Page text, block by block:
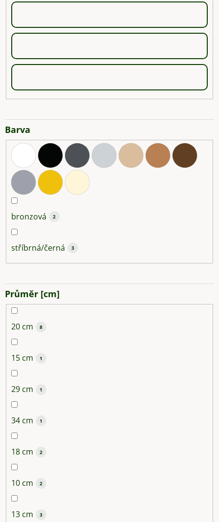
Barva
bronzová 2
stříbrná/černá 3
Průměr [cm]
20 cm 8
15 cm 1
29 cm 1
34 cm 1
18 cm 2
10 cm 2
13 cm 3